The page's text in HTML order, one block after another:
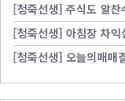
[청죽선생] 주식도 알찬
[청죽선생] 아침장 차익
[청죽선생] 오늘의매매